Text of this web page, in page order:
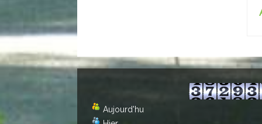
Aujourd'hu